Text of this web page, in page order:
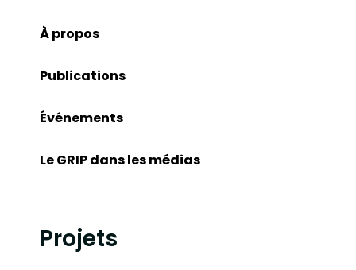
À propos
Publications
Événements
Le GRIP dans les médias
Projets